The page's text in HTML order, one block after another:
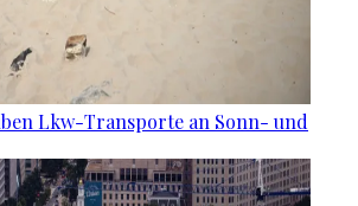
Lkw-Transporte an Sonn- und